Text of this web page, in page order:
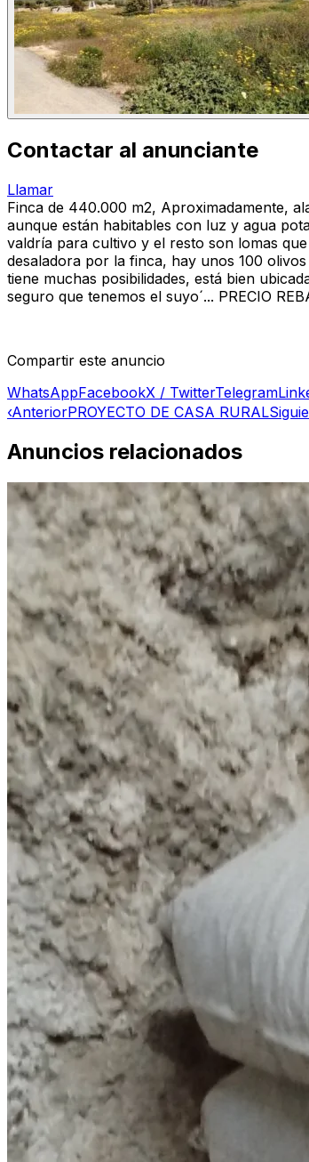
Contactar al anunciante
Llamar
Finca de 440.000 m2, Aproximadamente,
aunque están habitables con luz y agua
valdría para cultivo y el resto son lomas
desaladora por la finca, hay unos 100
tiene muchas posibilidades, está bien
seguro que tenemos el suyo´... PRECIO
Compartir este anuncio
WhatsAppFacebookX / TwitterTelegram
‹AnteriorPROYECTO DE CASA RURAL
Anuncios relacionados